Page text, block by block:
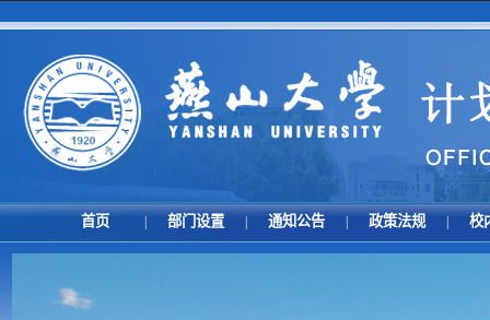
首页 部门设置 通知公告 政策法规 校